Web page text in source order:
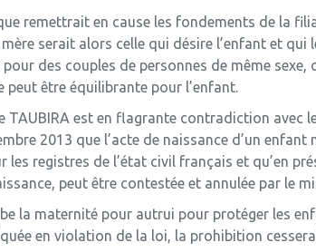
remettrait en cause les fondements de la
serait alors celle qui désire l’enfant et
des couples de personnes de même
peut être équilibrante pour l’enfant.
TAUBIRA est en flagrante contradiction
2013 que l’acte de naissance d’un
les registres de l’état civil français et qu’en
peut être contestée et annulée par le
la maternité pour autrui pour protéger les
en violation de la loi, la prohibition